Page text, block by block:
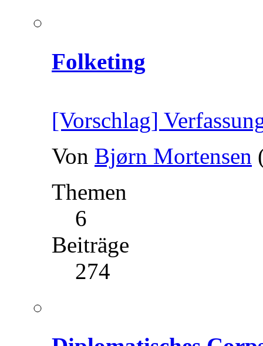
Folketing
[Vorschlag]
Von Bjørn Mortensen
Themen
6
Beiträge
274